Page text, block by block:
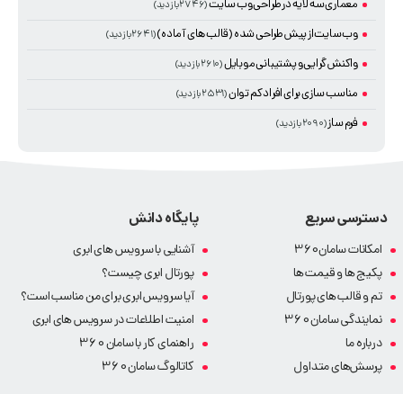
معماری سه لایه در طراحی وب سایت(۲۷۴۶ بازدید)
وب سایت از پیش طراحی شده (قالب های آماده)(۲۶۴۱ بازدید)
واکنش گرایی و پشتیبانی موبایل(۲۶۱۰ بازدید)
مناسب سازی برای افراد کم توان(۲۵۳۱ بازدید)
فرم ساز(۲۰۹۰ بازدید)
دسترسی سریع
امکانات سامان360
پکیج ها و قیمت ها
تم و قالب های پورتال
نمایندگی سامان 360
درباره ما
پرسش‌های متداول
پایگاه دانش
آشنایی با سرویس های ابری
پورتال ابری چیست؟
آیا سرویس ابری برای من مناسب است؟
امنیت اطلاعات در سرویس های ابری
راهنمای کار با سامان 360
کاتالوگ سامان 360